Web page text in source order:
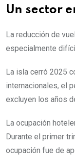
Un sector
La reducción de
especialmente
La isla cerró 2025
internacionales, el
excluyen los años
La ocupación
Durante el primer
ocupación fue de